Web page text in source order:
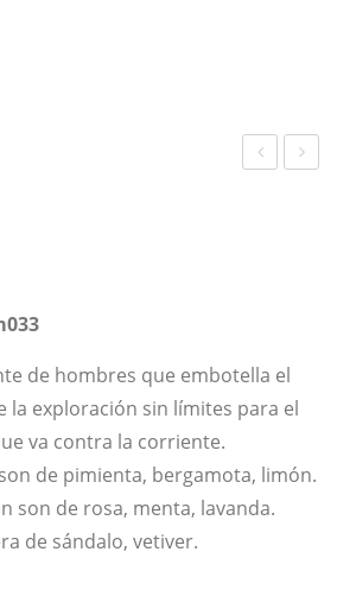
de hombres que embotella el
exploración sin límites para el
va contra la corriente.
de pimienta, bergamota, limón.
son de rosa, menta, lavanda.
de sándalo, vetiver.